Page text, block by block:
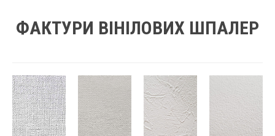
ФАКТУРИ ВІНІЛОВИХ ШПАЛЕР